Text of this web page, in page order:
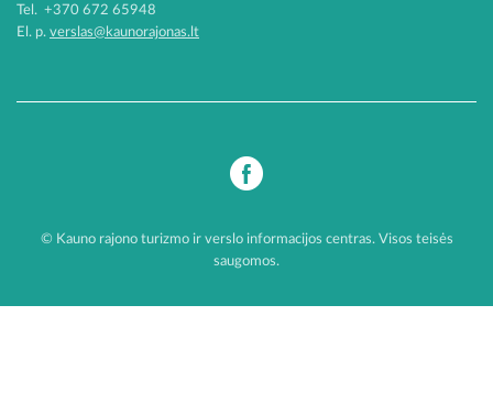
Tel. +370 672 65948
El. p. verslas@kaunorajonas.lt
© Kauno rajono turizmo ir verslo informacijos centras. Visos teisės
saugomos.